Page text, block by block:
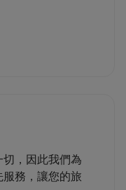
，因此我們為
務，讓您的旅